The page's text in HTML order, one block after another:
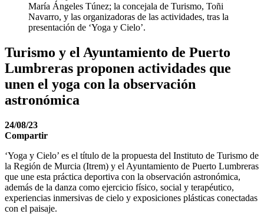
María Ángeles Túnez; la concejala de Turismo, Toñi
Navarro, y las organizadoras de las actividades, tras la
presentación de ‘Yoga y Cielo’.
Turismo y el Ayuntamiento de Puerto
Lumbreras proponen actividades que
unen el yoga con la observación
astronómica
24/08/23
Compartir
‘Yoga y Cielo’ es el título de la propuesta del Instituto de Turismo de
la Región de Murcia (Itrem) y el Ayuntamiento de Puerto Lumbreras
que une esta práctica deportiva con la observación astronómica,
además de la danza como ejercicio físico, social y terapéutico,
experiencias inmersivas de cielo y exposiciones plásticas conectadas
con el paisaje.